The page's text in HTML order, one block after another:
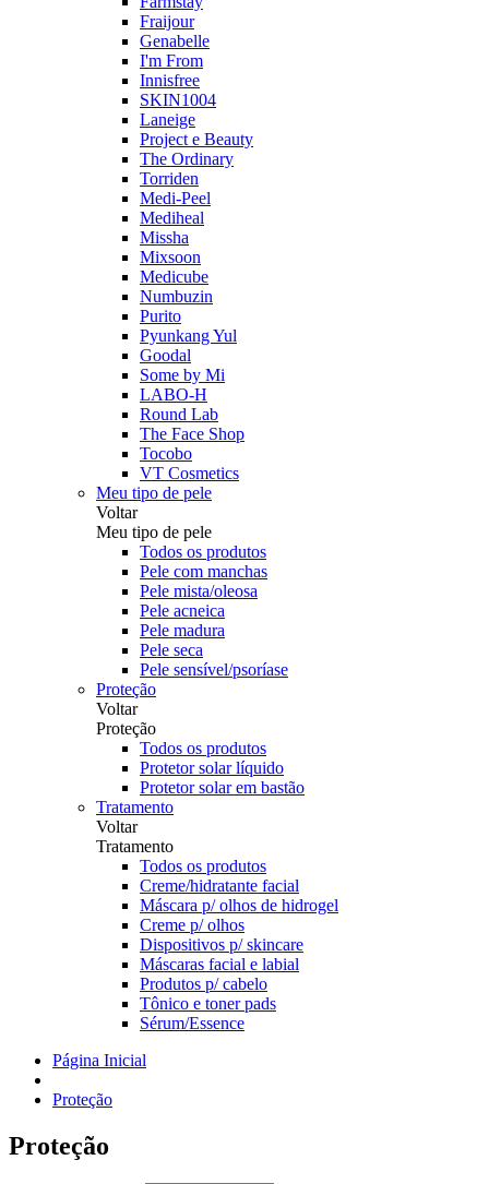
Fraijour
Genabelle
I'm From
Innisfree
SKIN1004
Laneige
Project e Beauty
The Ordinary
Torriden
Medi-Peel
Mediheal
Missha
Mixsoon
Medicube
Numbuzin
Purito
Pyunkang Yul
Goodal
Some by Mi
LABO-H
Round Lab
The Face Shop
Tocobo
VT Cosmetics
Meu tipo de pele
Voltar
Meu tipo de pele
Todos os produtos
Pele com manchas
Pele mista/oleosa
Pele acneica
Pele madura
Pele seca
Pele sensível/psoríase
Proteção
Voltar
Proteção
Todos os produtos
Protetor solar líquido
Protetor solar em bastão
Tratamento
Voltar
Tratamento
Todos os produtos
Creme/hidratante facial
Máscara p/ olhos de hidrogel
Creme p/ olhos
Dispositivos p/ skincare
Máscaras facial e labial
Produtos p/ cabelo
Tônico e toner pads
Sérum/Essence
Página Inicial
Proteção
Proteção